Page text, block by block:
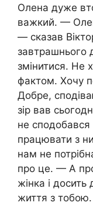
Олена дуже
важкий. —
— сказав
завтрашнього
змінитися. Не
фактом. Хочу
Добре,
зір вав
не
працювати з
нам не
про це. — А
жінка і
життя з